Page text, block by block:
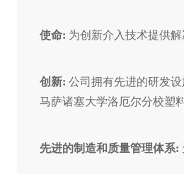
使命: 为创新介入技术提供解
创新:公司拥有先进的研发
马萨诸塞大学洛厄尔分校塑
先进的制造和质量管理体系: